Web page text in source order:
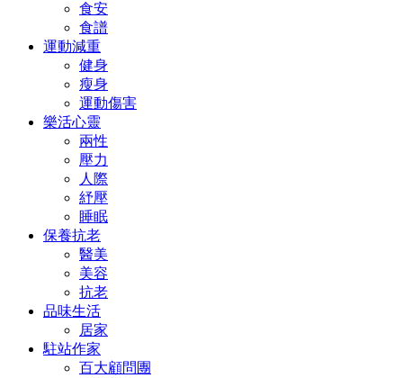
食安
食譜
運動減重
健身
瘦身
運動傷害
樂活心靈
兩性
壓力
人際
紓壓
睡眠
保養抗老
醫美
美容
抗老
品味生活
居家
駐站作家
百大顧問團